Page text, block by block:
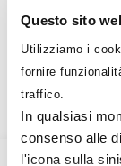
Questo sito
Utilizziamo i
fornire
traffico.
In qualsiasi
consenso alle
l'icona sulla
non si
studio
Oltre al
un piano
sanitario;